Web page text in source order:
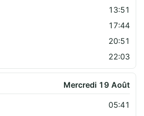
13:51
17:44
20:51
22:03
Mercredi 19 Août
05:41